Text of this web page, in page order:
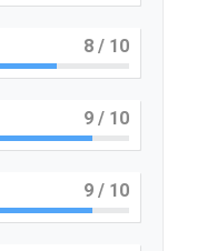
8 / 10
9 / 10
9 / 10